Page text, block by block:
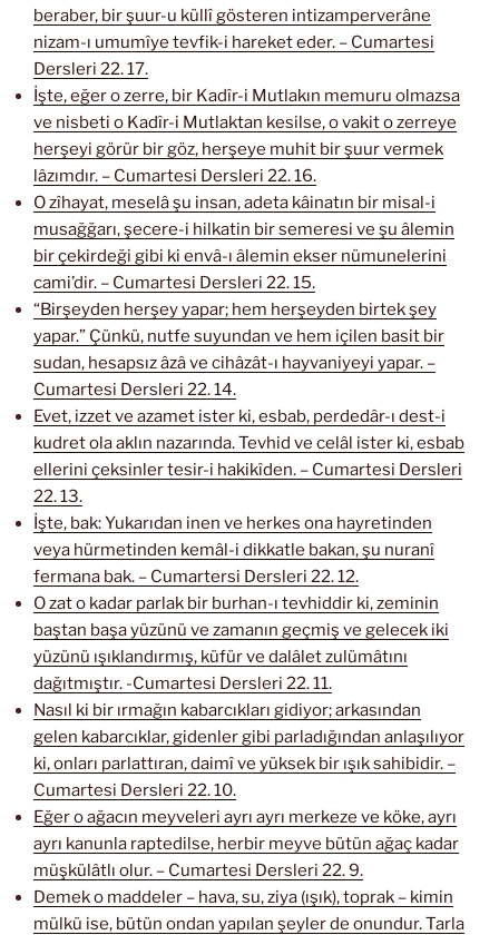
beraber, bir şuur-u küllî gösteren intizamperverâne
nizam-ı umumîye tevfik-i hareket eder. – Cumartesi
Dersleri 22. 17.
İşte, eğer o zerre, bir Kadîr-i Mutlakın memuru olmazsa
ve nisbeti o Kadîr-i Mutlaktan kesilse, o vakit o zerreye
herşeyi görür bir göz, herşeye muhit bir şuur vermek
lâzımdır. – Cumartesi Dersleri 22. 16.
O zîhayat, meselâ şu insan, adeta kâinatın bir misal-i
musağğarı, şecere-i hilkatin bir semeresi ve şu âlemin
bir çekirdeği gibi ki envâ-ı âlemin ekser nümunelerini
cami’dir. – Cumartesi Dersleri 22. 15.
“Birşeyden herşey yapar; hem herşeyden birtek şey
yapar.” Çünkü, nutfe suyundan ve hem içilen basit bir
sudan, hesapsız âzâ ve cihâzât-ı hayvaniyeyi yapar. –
Cumartesi Dersleri 22. 14.
Evet, izzet ve azamet ister ki, esbab, perdedâr-ı dest-i
kudret ola aklın nazarında. Tevhid ve celâl ister ki, esbab
ellerini çeksinler tesir-i hakikîden. – Cumartesi Dersleri
22. 13.
İşte, bak: Yukarıdan inen ve herkes ona hayretinden
veya hürmetinden kemâl-i dikkatle bakan, şu nuranî
fermana bak. – Cumartersi Dersleri 22. 12.
O zat o kadar parlak bir burhan-ı tevhiddir ki, zeminin
baştan başa yüzünü ve zamanın geçmiş ve gelecek iki
yüzünü ışıklandırmış, küfür ve dalâlet zulümâtını
dağıtmıştır. -Cumartesi Dersleri 22. 11.
Nasıl ki bir ırmağın kabarcıkları gidiyor; arkasından
gelen kabarcıklar, gidenler gibi parladığından anlaşılıyor
ki, onları parlattıran, daimî ve yüksek bir ışık sahibidir. –
Cumartesi Dersleri 22. 10.
Eğer o ağacın meyveleri ayrı ayrı merkeze ve köke, ayrı
ayrı kanunla raptedilse, herbir meyve bütün ağaç kadar
müşkülâtlı olur. – Cumartesi Dersleri 22. 9.
Demek o maddeler – hava, su, ziya (ışık), toprak – kimin
mülkü ise, bütün ondan yapılan şeyler de onundur. Tarla